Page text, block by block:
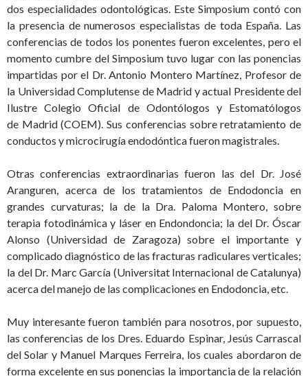
dos especialidades odontológicas. Este Simposium contó con
la presencia de numerosos especialistas de toda España. Las
conferencias de todos los ponentes fueron excelentes, pero el
momento cumbre del Simposium tuvo lugar con las ponencias
impartidas por el Dr. Antonio Montero Martínez, Profesor de
la Universidad Complutense de Madrid y actual Presidente del
Ilustre Colegio Oficial de Odontólogos y Estomatólogos
de Madrid (COEM). Sus conferencias sobre retratamiento de
conductos y microcirugía endodóntica fueron magistrales.
Otras conferencias extraordinarias fueron las del Dr. José
Aranguren, acerca de los tratamientos de Endodoncia en
grandes curvaturas; la de la Dra. Paloma Montero, sobre
terapia fotodinámica y láser en Endondoncia; la del Dr. Óscar
Alonso (Universidad de Zaragoza) sobre el importante y
complicado diagnóstico de las fracturas radiculares verticales;
la del Dr. Marc García (Universitat Internacional de Catalunya)
acerca del manejo de las complicaciones en Endodoncia, etc.
Muy interesante fueron también para nosotros, por supuesto,
las conferencias de los Dres. Eduardo Espinar, Jesús Carrascal
del Solar y Manuel Marques Ferreira, los cuales abordaron de
forma excelente en sus ponencias la importancia de la relación